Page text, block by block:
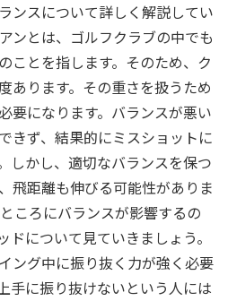
ンスについて詳しく解説してい
ンとは、ゴルフクラブの中でも
ことを指します。そのため、ク
あります。その重さを扱うため
要になります。バランスが悪い
きず、結果的にミスショットに
しかし、適切なバランスを保つ
飛距離も伸びる可能性がありま
ころにバランスが影響するの
ドについて見ていきましょう。
ング中に振り抜く力が強く必要
手に振り抜けないという人には